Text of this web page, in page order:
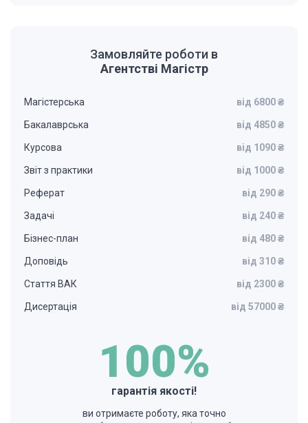
Замовляйте роботи в
Агентстві Магістр
Магістерська від 6800 ₴
Бакалаврська від 4850 ₴
Курсова від 1090 ₴
Звіт з практики від 1000 ₴
Реферат від 290 ₴
Задачі від 240 ₴
Бізнес-план від 480 ₴
Доповідь від 310 ₴
Стаття ВАК від 2300 ₴
Дисертація від 57000 ₴
100%
гарантія якості!
ви отримаєте роботу, яка точно